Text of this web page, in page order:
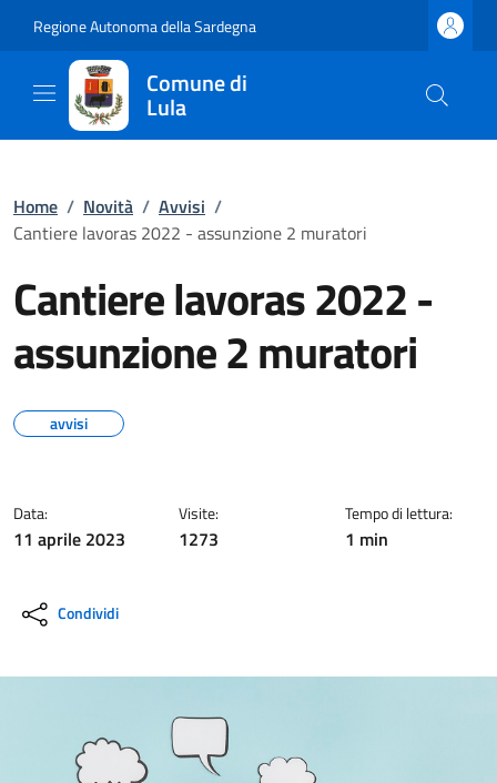
Regione Autonoma della Sardegna
Comune di
Lula
Home / Novità / Avvisi /
Cantiere lavoras 2022 - assunzione 2 muratori
Cantiere lavoras 2022 -
assunzione 2 muratori
avvisi
Data:
11 aprile 2023
Visite:
1273
Tempo di lettura:
1 min
Condividi